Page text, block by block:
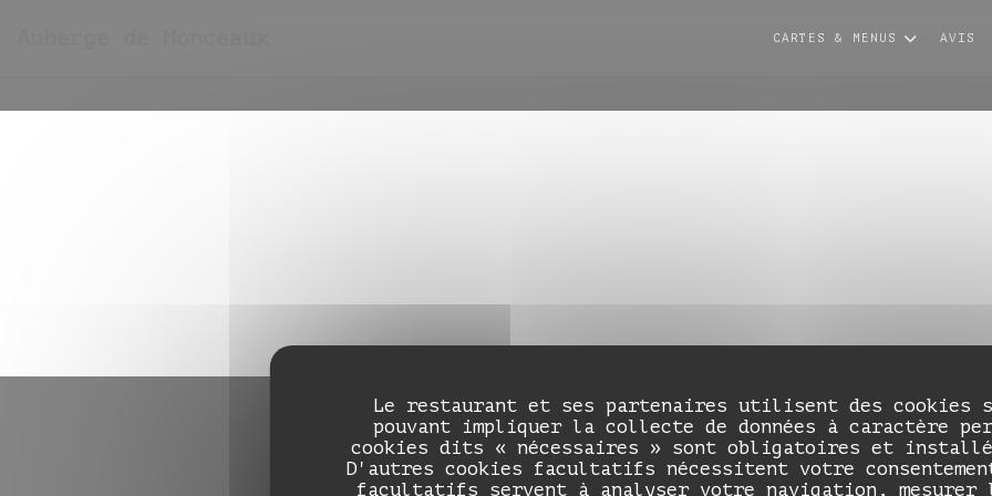
Le restaurant et ses partenaires utilisent des cookies
pouvant impliquer la collecte de données à caractère
cookies dits « nécessaires » sont obligatoires et
D'autres cookies facultatifs nécessitent votre
facultatifs servent à analyser votre navigation, mesurer
CARTES & MENUS AVIS